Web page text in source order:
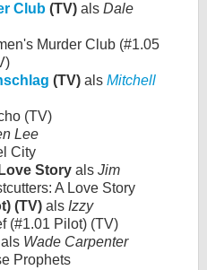
Club (TV) als Dale
Murder Club (#1.05
(TV) als Mitchell
(TV)
Lee
City
Story als Jim
A Love Story
(TV) als Izzy
(#1.01 Pilot) (TV)
als Wade Carpenter
Prophets